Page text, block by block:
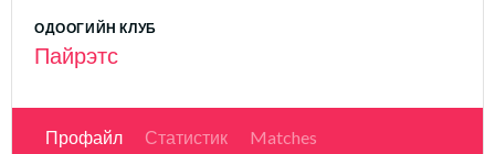
ОДООГИЙН КЛУБ
Пайрэтс
Профайл Статистик Matches